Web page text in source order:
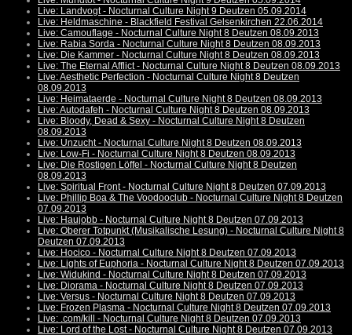
Live: Landvogt - Nocturnal Culture Night 9 Deutzen 05.09.2014
Live: Heldmaschine - Blackfield Festival Gelsenkirchen 22.06.2014
Live: Camouflage - Nocturnal Culture Night 8 Deutzen 08.09.2013
Live: Rabia Sorda - Nocturnal Culture Night 8 Deutzen 08.09.2013
Live: Die Kammer - Nocturnal Culture Night 8 Deutzen 08.09.2013
Live: The Eternal Afflict - Nocturnal Culture Night 8 Deutzen 08.09.2013
Live: Aesthetic Perfection - Nocturnal Culture Night 8 Deutzen
08.09.2013
Live: Heimataerde - Nocturnal Culture Night 8 Deutzen 08.09.2013
Live: Autodafeh - Nocturnal Culture Night 8 Deutzen 08.09.2013
Live: Bloody, Dead & Sexy - Nocturnal Culture Night 8 Deutzen
08.09.2013
Live: Unzucht - Nocturnal Culture Night 8 Deutzen 08.09.2013
Live: Low-Fi - Nocturnal Culture Night 8 Deutzen 08.09.2013
Live: Die Rostigen Löffel - Nocturnal Culture Night 8 Deutzen
08.09.2013
Live: Spiritual Front - Nocturnal Culture Night 8 Deutzen 07.09.2013
Live: Phillip Boa & The Voodooclub - Nocturnal Culture Night 8 Deutzen
07.09.2013
Live: Haujobb - Nocturnal Culture Night 8 Deutzen 07.09.2013
Live: Oberer Totpunkt (Musikalische Lesung) - Nocturnal Culture Night 8
Deutzen 07.09.2013
Live: Hocico - Nocturnal Culture Night 8 Deutzen 07.09.2013
Live: Lights of Euphoria - Nocturnal Culture Night 8 Deutzen 07.09.2013
Live: Widukind - Nocturnal Culture Night 8 Deutzen 07.09.2013
Live: Diorama - Nocturnal Culture Night 8 Deutzen 07.09.2013
Live: Versus - Nocturnal Culture Night 8 Deutzen 07.09.2013
Live: Frozen Plasma - Nocturnal Culture Night 8 Deutzen 07.09.2013
Live: .com/kill - Nocturnal Culture Night 8 Deutzen 07.09.2013
Live: Lord of the Lost - Nocturnal Culture Night 8 Deutzen 07.09.2013